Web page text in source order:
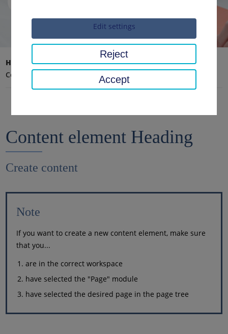
Home page Documentation
Contents
Content element Heading
Content element Heading
Create content
Note
If you want to create a new content element, make sure
that you...
are in the correct workspace
have selected the "Page" module
have selected the desired page in the page tree
Edit settings
Reject
Accept